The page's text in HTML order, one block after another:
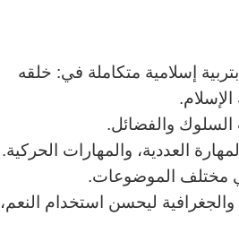
إسلامية متكاملة في: خلقه
السلوك والفضائل.
العددية، والمهارات الحركية.
مختلف الموضوعات.
والجغرافية ليحسن استخدام النعم،